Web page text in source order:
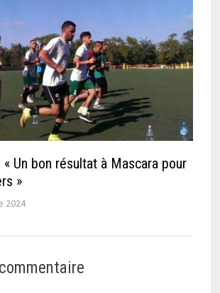
« Un bon résultat à Mascara pour
»
2024